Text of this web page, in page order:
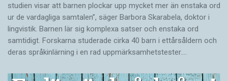
studien visar att barnen plockar upp mycket mer än enstaka ord
ur de vardagliga samtalen”, säger Barbora Skarabela, doktor i
lingvistik. Barnen lär sig komplexa satser och enstaka ord
samtidigt. Forskarna studerade cirka 40 barn i ettårsåldern och
deras språkinlärning i en rad uppmärksamhetstester.…